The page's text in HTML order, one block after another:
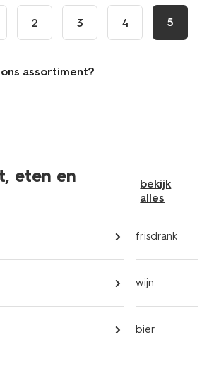
2 3 4 5
assortiment?
eten en
bekijk
alles
frisdrank
wijn
bier